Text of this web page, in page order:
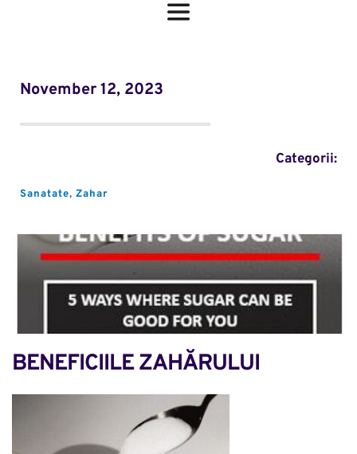
November 12, 2023
Categorii:
Sanatate, Zahar
BENEFICIILE ZAHĂRULUI